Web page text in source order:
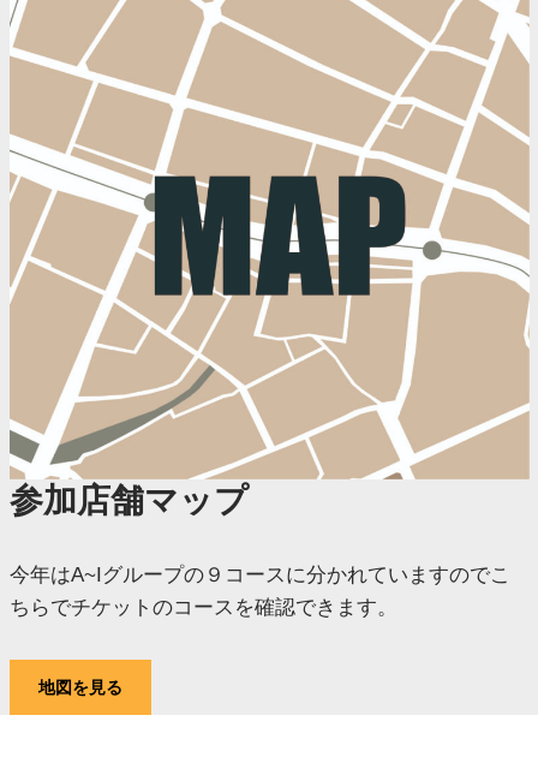
参加店舗マップ
今年はA~Iグループの９コースに分かれていますのでこ
ちらでチケットのコースを確認できます。
地図を見る